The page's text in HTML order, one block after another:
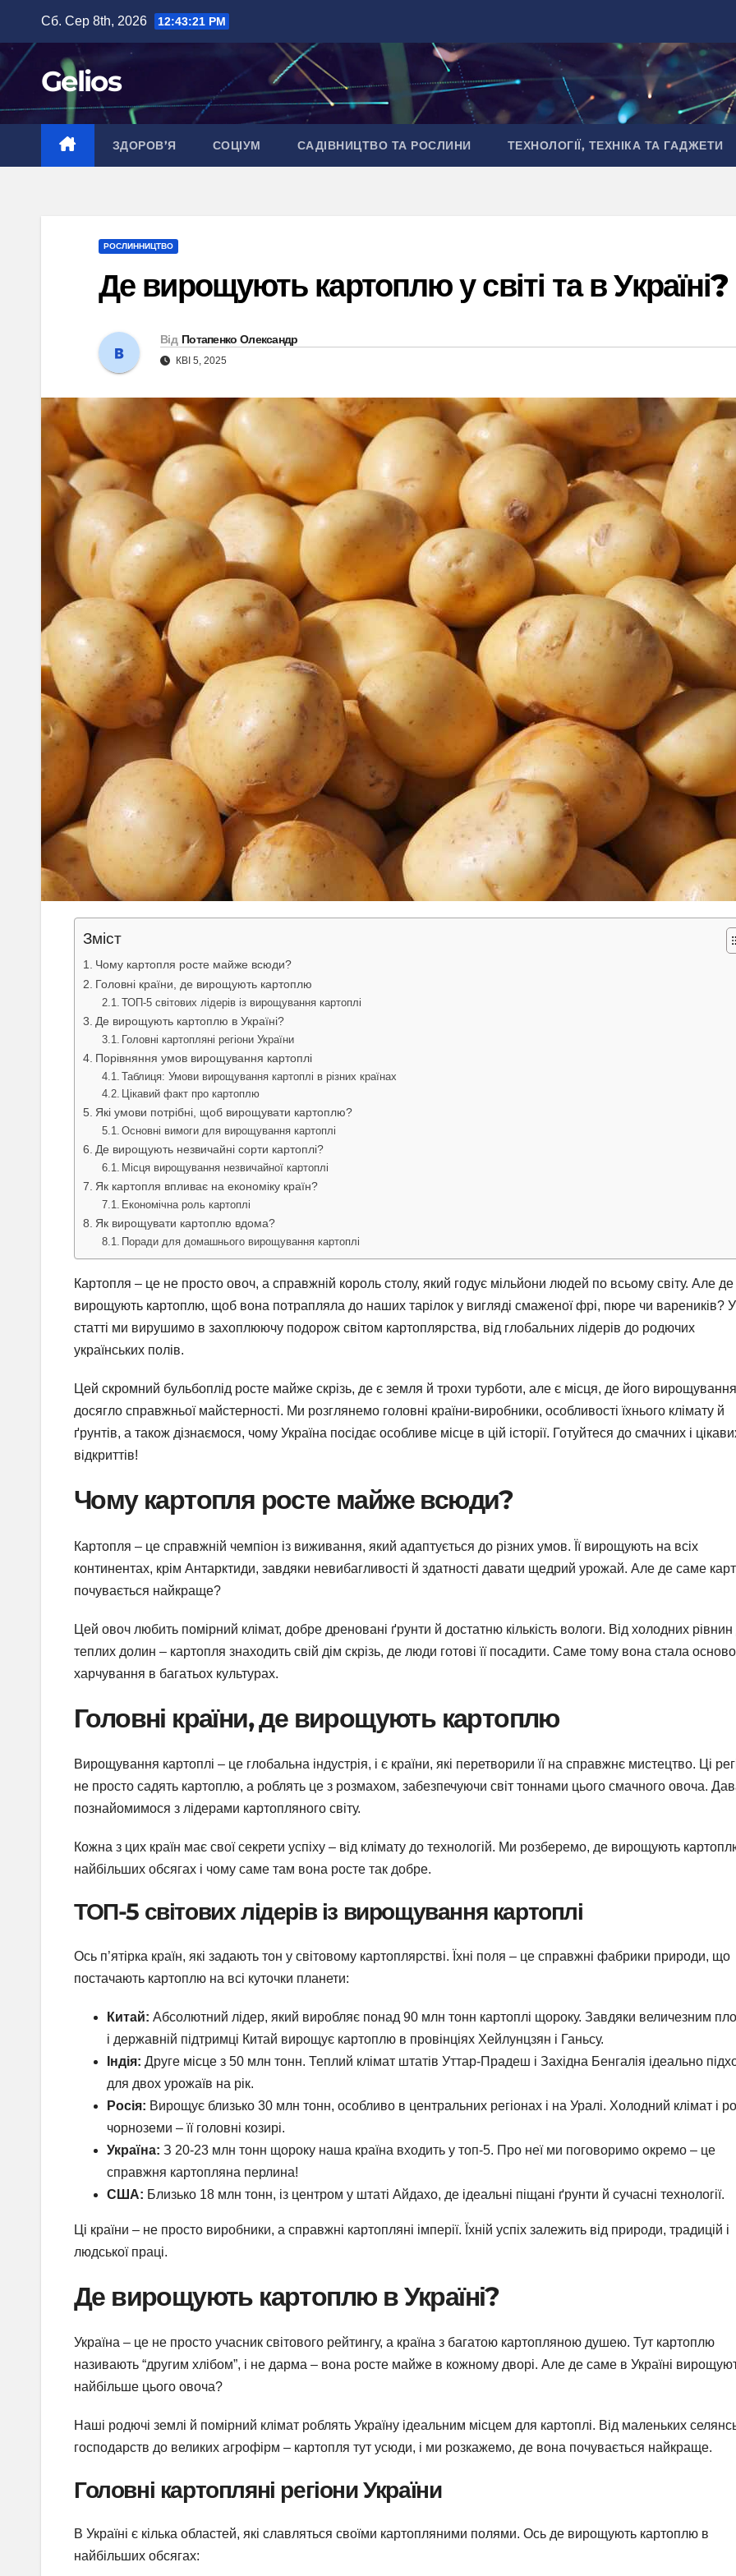
вмісту
Сб. Сер 8th, 2026 12:43:22 PM
Gelios
ЗДОРОВ’Я СОЦІУМ САДІВНИЦТВО ТА РОСЛИНИ ТЕХНОЛОГІЇ, ТЕХНІКА ТА ГАДЖЕТИ
РОСЛИННИЦТВО
Де вирощують картоплю у світі та в Україні?
Від Потапенко Олександр
КВІ 5, 2025
Зміст
Чому картопля росте майже всюди?
Головні країни, де вирощують картоплю
ТОП-5 світових лідерів із вирощування картоплі
Де вирощують картоплю в Україні?
Головні картопляні регіони України
Порівняння умов вирощування картоплі
Таблиця: Умови вирощування картоплі в різних країнах
Цікавий факт про картоплю
Які умови потрібні, щоб вирощувати картоплю?
Основні вимоги для вирощування картоплі
Де вирощують незвичайні сорти картоплі?
Місця вирощування незвичайної картоплі
Як картопля впливає на економіку країн?
Економічна роль картоплі
Як вирощувати картоплю вдома?
Поради для домашнього вирощування картоплі
Картопля – це не просто овоч, а справжній король столу, який годує мільйони людей по всьому світу. Але де
вирощують картоплю, щоб вона потрапляла до наших тарілок у вигляді смаженої фрі, пюре чи вареників? У
статті ми вирушимо в захоплюючу подорож світом картоплярства, від глобальних лідерів до родючих
українських полів.
Цей скромний бульбоплід росте майже скрізь, де є земля й трохи турботи, але є місця, де його вирощування
досягло справжньої майстерності. Ми розглянемо головні країни-виробники, особливості їхнього клімату й
ґрунтів, а також дізнаємося, чому Україна посідає особливе місце в цій історії. Готуйтеся до смачних і
відкриттів!
Чому картопля росте майже всюди?
Картопля – це справжній чемпіон із виживання, який адаптується до різних умов. Її вирощують на всіх
континентах, крім Антарктиди, завдяки невибагливості й здатності давати щедрий урожай. Але де саме
почувається найкраще?
Цей овоч любить помірний клімат, добре дреновані ґрунти й достатню кількість вологи. Від холодних
теплих долин – картопля знаходить свій дім скрізь, де люди готові її посадити. Саме тому вона стала
харчування в багатьох культурах.
Головні країни, де вирощують картоплю
Вирощування картоплі – це глобальна індустрія, і є країни, які перетворили її на справжнє мистецтво. Ці
не просто садять картоплю, а роблять це з розмахом, забезпечуючи світ тоннами цього смачного овоча.
познайомимося з лідерами картопляного світу.
Кожна з цих країн має свої секрети успіху – від клімату до технологій. Ми розберемо, де вирощують
найбільших обсягах і чому саме там вона росте так добре.
ТОП-5 світових лідерів із вирощування картоплі
Ось п’ятірка країн, які задають тон у світовому картоплярстві. Їхні поля – це справжні фабрики природи, що
постачають картоплю на всі куточки планети:
Китай: Абсолютний лідер, який виробляє понад 90 млн тонн картоплі щороку. Завдяки величезним
і державній підтримці Китай вирощує картоплю в провінціях Хейлунцзян і Ганьсу.
Індія: Друге місце з 50 млн тонн. Теплий клімат штатів Уттар-Прадеш і Західна Бенгалія ідеально
для двох урожаїв на рік.
Росія: Вирощує близько 30 млн тонн, особливо в центральних регіонах і на Уралі. Холодний клімат і
чорноземи – її головні козирі.
Україна: З 20-23 млн тонн щороку наша країна входить у топ-5. Про неї ми поговоримо окремо – це
справжня картопляна перлина!
США: Близько 18 млн тонн, із центром у штаті Айдахо, де ідеальні піщані ґрунти й сучасні технології.
Ці країни – не просто виробники, а справжні картопляні імперії. Їхній успіх залежить від природи, традицій і
людської праці.
Де вирощують картоплю в Україні?
Україна – це не просто учасник світового рейтингу, а країна з багатою картопляною душею. Тут картоплю
називають “другим хлібом”, і не дарма – вона росте майже в кожному дворі. Але де саме в Україні
найбільше цього овоча?
Наші родючі землі й помірний клімат роблять Україну ідеальним місцем для картоплі. Від маленьких
господарств до великих агрофірм – картопля тут усюди, і ми розкажемо, де вона почувається найкраще.
Головні картопляні регіони України
В Україні є кілька областей, які славляться своїми картопляними полями. Ось де вирощують картоплю в
найбільших обсягах: